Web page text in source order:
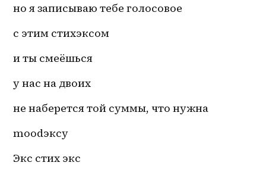
но я записываю тебе голосовое
с этим стихэксом
и ты смеёшься
у нас на двоих
не наберется той суммы, что нужна
moodэксу
Экс стих экс